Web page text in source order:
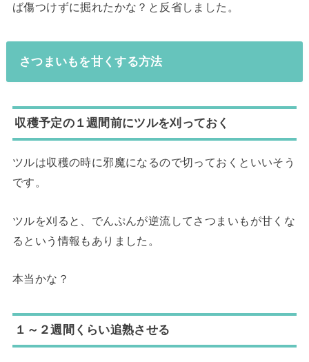
ば傷つけずに掘れたかな？と反省しました。
さつまいもを甘くする方法
収穫予定の１週間前にツルを刈っておく
ツルは収穫の時に邪魔になるので切っておくといいそう
です。
ツルを刈ると、でんぷんが逆流してさつまいもが甘くな
るという情報もありました。
本当かな？
１～２週間くらい追熟させる